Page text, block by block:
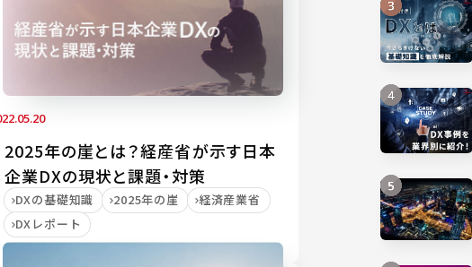
2025年の崖とは？経産省が示す日本
企業DXの現状と課題・対策
DXの基礎知識 2025年の崖
経済産業省
DXレポート